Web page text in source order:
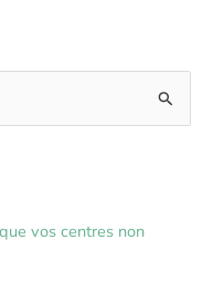
vos centres non